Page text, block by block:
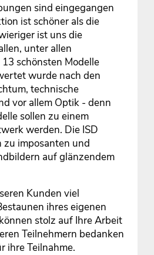
sind eingegangen
ist schöner als die
ist uns die
unter allen
schönsten Modelle
wurde nach den
technische
vor allem Optik - denn
sollen zu einem
werden. Die ISD
zu imposanten und
auf glänzendem
Kunden viel
ihres eigenen
stolz auf Ihre Arbeit
Teilnehmern bedanken
ihre Teilnahme.